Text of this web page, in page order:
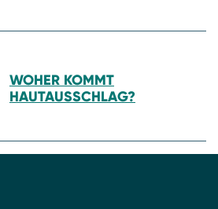
WOHER KOMMT
HAUTAUSSCHLAG?